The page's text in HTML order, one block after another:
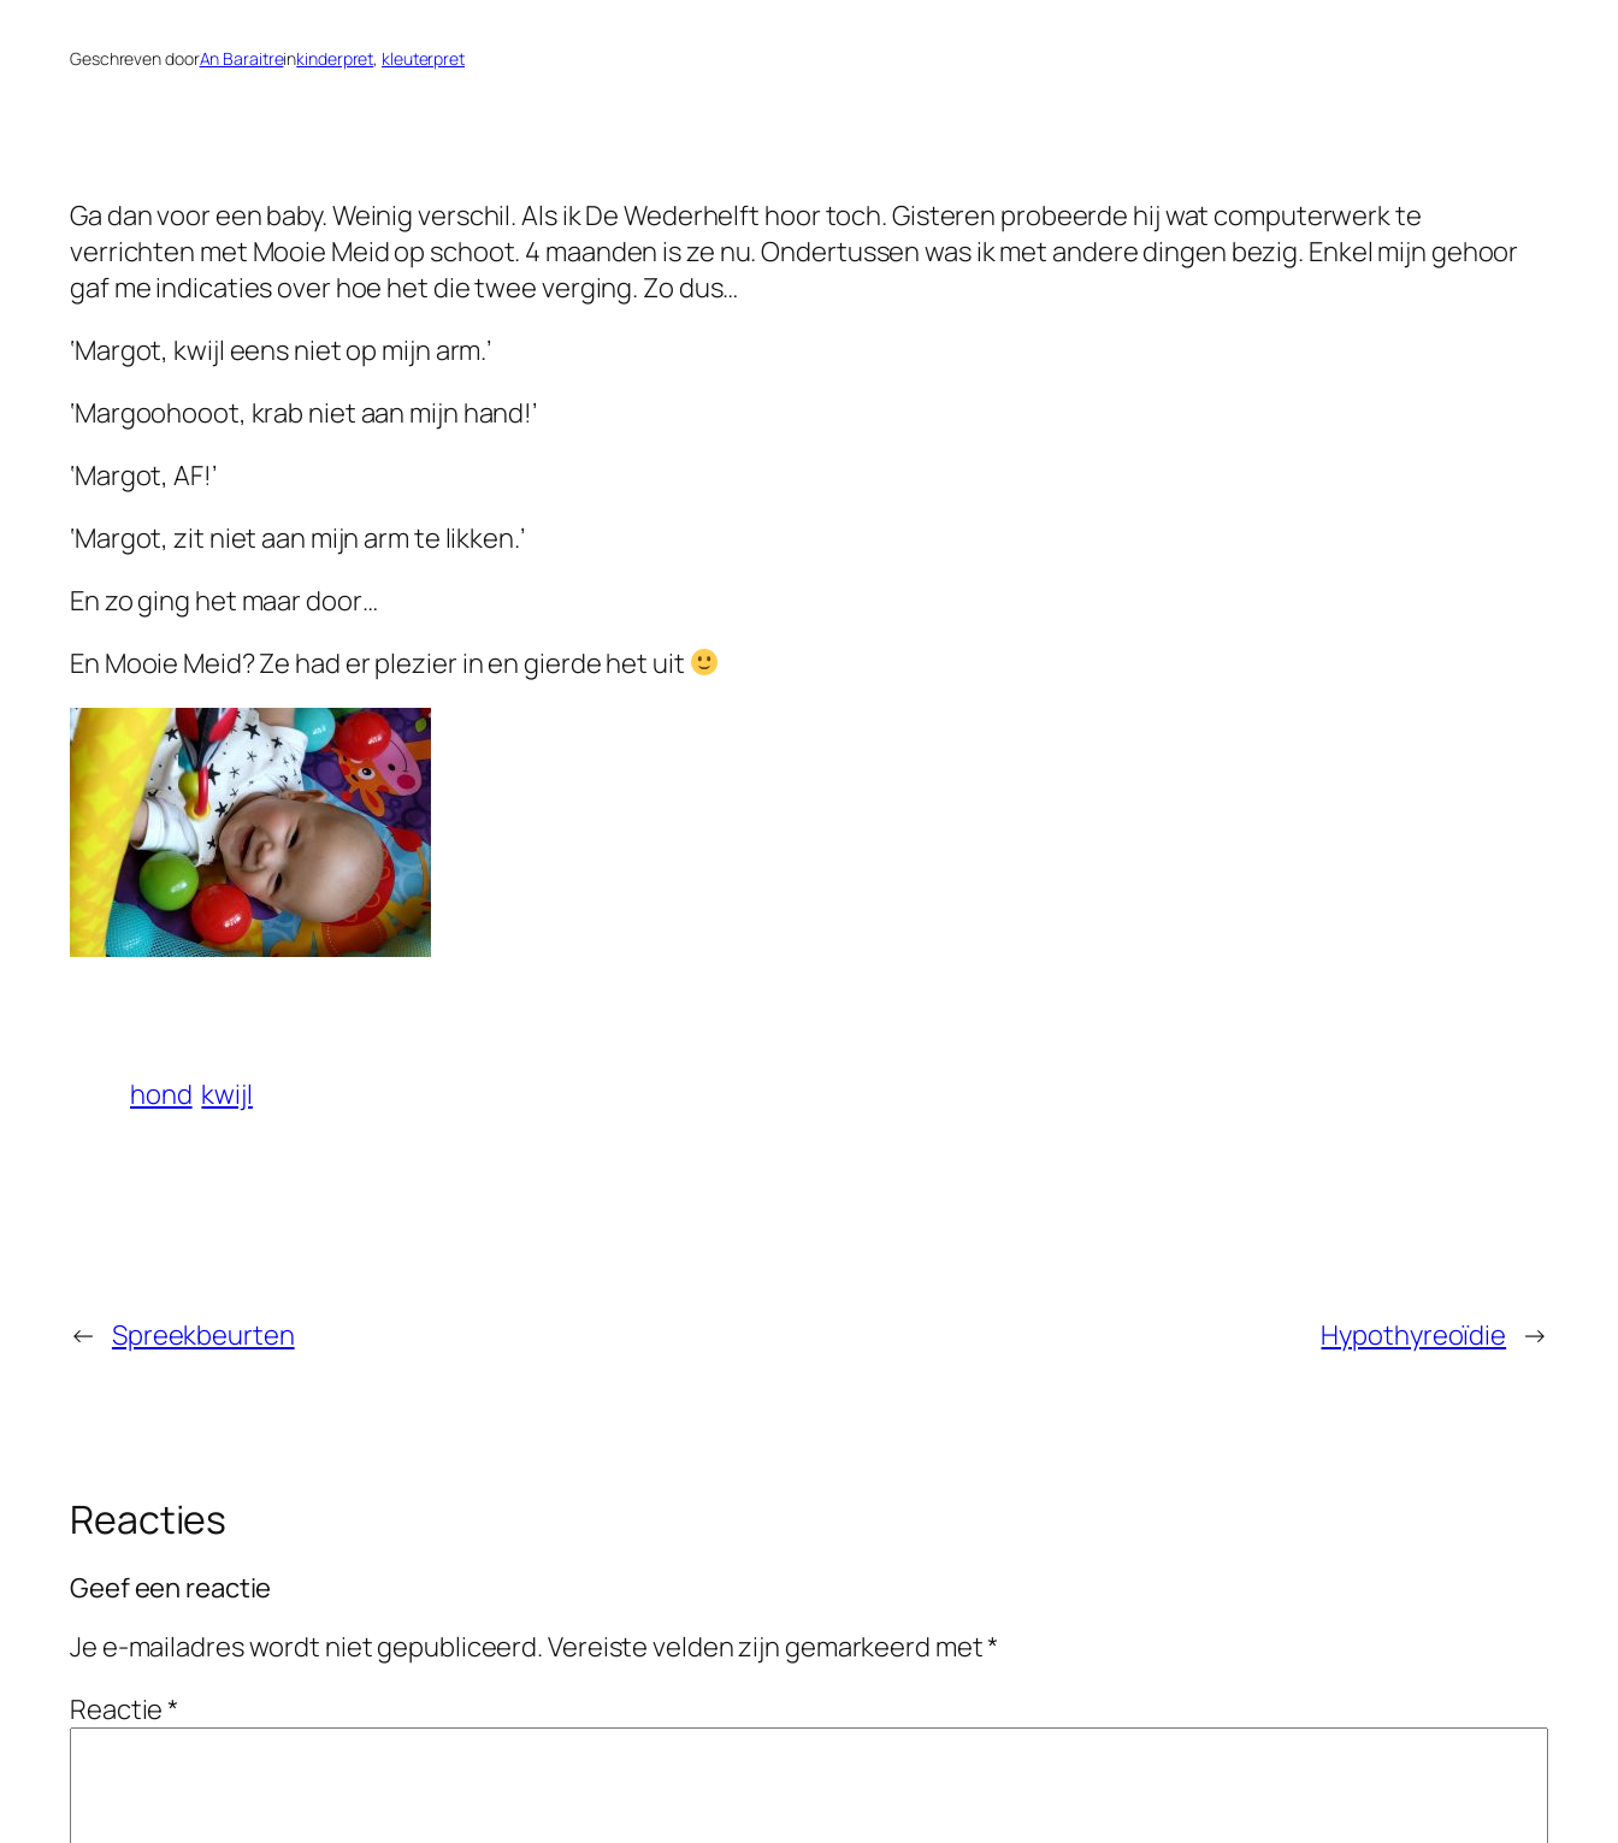
Geschreven doorAn Baraitreinkinderpret, kleuterpret
Ga dan voor een baby. Weinig verschil. Als ik De Wederhelft hoor toch. Gisteren probeerde hij wat computerwerk te
verrichten met Mooie Meid op schoot. 4 maanden is ze nu. Ondertussen was ik met andere dingen bezig. Enkel mijn gehoor
gaf me indicaties over hoe het die twee verging. Zo dus…
‘Margot, kwijl eens niet op mijn arm.’
‘Margoohooot, krab niet aan mijn hand!’
‘Margot, AF!’
‘Margot, zit niet aan mijn arm te likken.’
En zo ging het maar door…
En Mooie Meid? Ze had er plezier in en gierde het uit
hond kwijl
← Spreekbeurten Hypothyreoïdie →
Reacties
Geef een reactie
Je e-mailadres wordt niet gepubliceerd.Vereiste velden zijn gemarkeerd met*
Reactie*